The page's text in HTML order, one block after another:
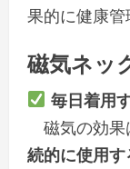
果的に健康管
磁気ネッ
毎日着用
磁気の効果
続的に使用